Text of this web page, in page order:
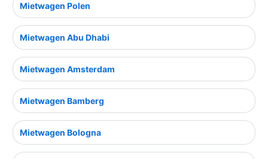
Mietwagen Polen
Mietwagen Abu Dhabi
Mietwagen Amsterdam
Mietwagen Bamberg
Mietwagen Bologna